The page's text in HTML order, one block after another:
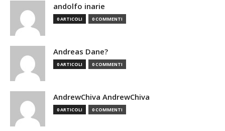
andolfo inarie
0 ARTICOLI 0 COMMENTI
Andreas Dane?
0 ARTICOLI 0 COMMENTI
AndrewChiva AndrewChiva
0 ARTICOLI 0 COMMENTI